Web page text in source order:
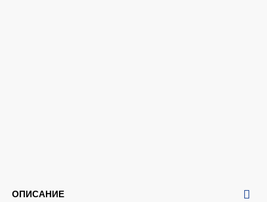
ОПИСАНИЕ